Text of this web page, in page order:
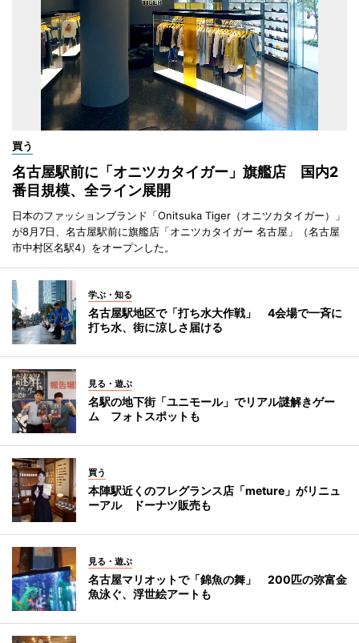
買う
名古屋駅前に「オニツカタイガー」旗艦店 国内2
番目規模、全ライン展開
日本のファッションブランド「Onitsuka Tiger（オニツカタイガー）」
が8月7日、名古屋駅前に旗艦店「オニツカタイガー 名古屋」（名古屋
市中村区名駅4）をオープンした。
学ぶ・知る
名古屋駅地区で「打ち水大作戦」 4会場で一斉に
打ち水、街に涼しさ届ける
見る・遊ぶ
名駅の地下街「ユニモール」でリアル謎解きゲー
ム フォトスポットも
買う
本陣駅近くのフレグランス店「meture」がリニュ
ーアル ドーナツ販売も
見る・遊ぶ
名古屋マリオットで「錦魚の舞」 200匹の弥富金
魚泳ぐ、浮世絵アートも